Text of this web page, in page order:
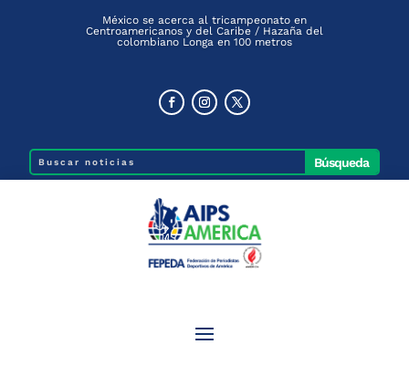
México se acerca al tricampeonato en
Centroamericanos y del Caribe / Hazaña del
colombiano Longa en 100 metros